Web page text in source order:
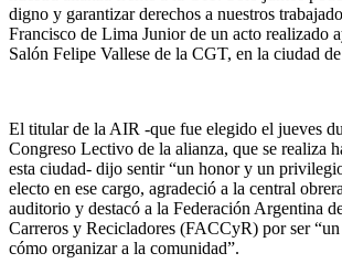
digno y garantizar derechos a nuestros
Francisco de Lima Junior de un acto realizado
Salón Felipe Vallese de la CGT, en la ciudad
El titular de la AIR -que fue elegido el jueves
Congreso Lectivo de la alianza, que se realiza
esta ciudad- dijo sentir “un honor y un
electo en ese cargo, agradeció a la central
auditorio y destacó a la Federación Argentina
Carreros y Recicladores (FACCyR) por ser
cómo organizar a la comunidad”.